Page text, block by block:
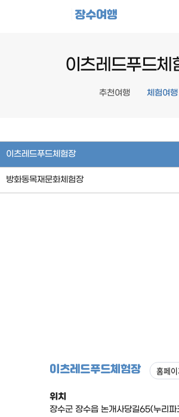
장수여행
이츠레드푸드체
추천여행 체험여행
이츠레드푸드체험장
방화동목재문화체험장
이츠레드푸드체험장 홈페
위치
장수군 장수읍 논개사당길65(누리파